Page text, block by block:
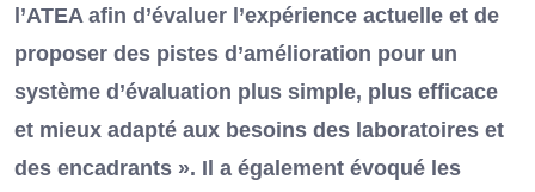
l’ATEA afin d’évaluer l’expérience actuelle et de
proposer des pistes d’amélioration pour un
système d’évaluation plus simple, plus efficace
et mieux adapté aux besoins des laboratoires et
des encadrants ». Il a également évoqué les